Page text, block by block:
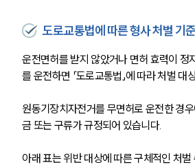
도로교통법에 따른 형사 처벌 기
운전면허를 받지 않았거나 면허 효력이 정
를 운전하면 「도로교통법」에 따라 처벌 대
원동기장치자전거를 무면허로 운전한 경
금 또는 구류가 규정되어 있습니다.
아래 표는 위반 대상에 따른 구체적인 처벌